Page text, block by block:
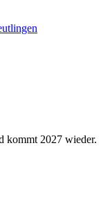
kommt 2027 wieder.